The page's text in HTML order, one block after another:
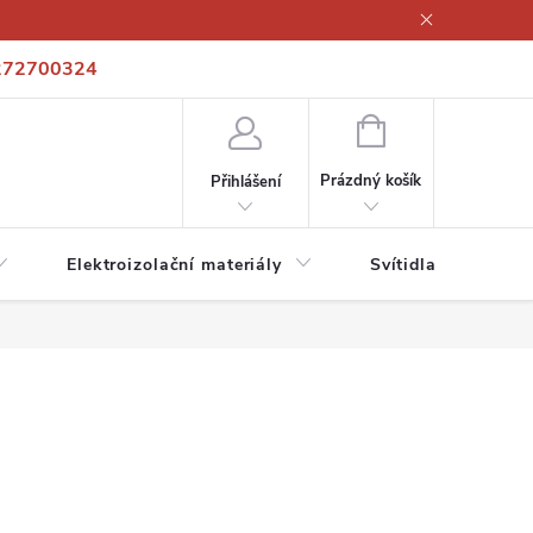
podmínky
Přihlášení
NÁKUPNÍ
Prázdný košík
Elektroizolační materiály Svítidla a zdroje